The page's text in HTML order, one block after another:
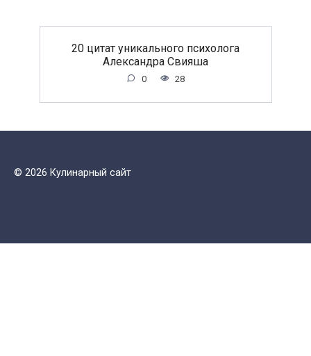
20 цитат уникального психолога
Александра Свияша
0 28
© 2026 Кулинарный сайт